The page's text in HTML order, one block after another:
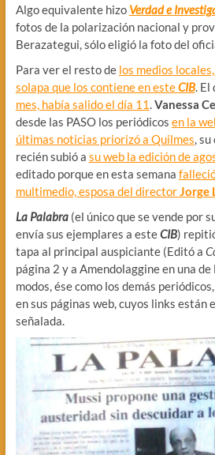
Algo equivalente hizo Verdad e
fotos de la polarización nacional y
Berazategui, sólo eligió la foto del
Para ver el resto de los medios
solapa que los contiene en esteCIB. El
mes, había salido el día 11.Vanessa
desde las PASO los periódicos en la
últimas noticias priorizó a Quilmes, su
recién subió a su web la edición de
editado porque en esta semana
multimedio, esposa del directorJorge
La Palabra(el único que se vende por
envía sus ejemplares a esteCIB)
tapa al principal auspiciante (Editó a
página 2 y a Amendolaggine en una
modos, ése como los demás
en sus páginas web, cuyos links están
señalada.